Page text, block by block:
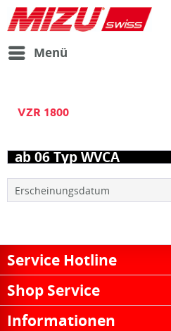
Menü
VZR 1800
ab 06 Typ WVCA
Service Hotline
Shop Service
Informationen